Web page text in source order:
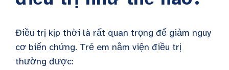
Điều trị kịp thời là rất quan trọng để giảm nguy
cơ biến chứng. Trẻ em nằm viện điều trị
thường được: